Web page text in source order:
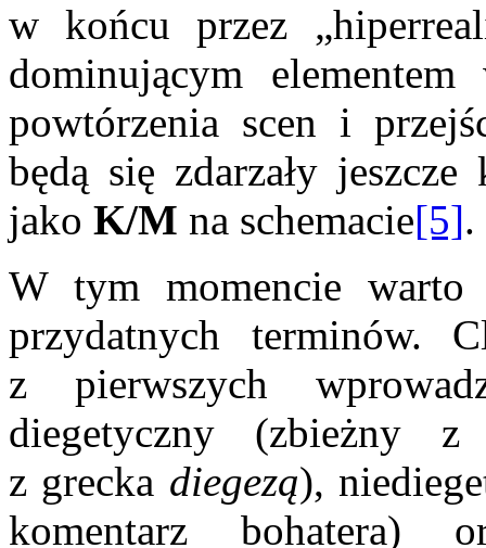
w końcu przez
dominującym
powtórzenia scen i
będą się zdarzały
jako K/M na schemacie[5].
W tym momencie warto
przydatnych terminów.
z pierwszych
diegetyczny (zbieżny z
z grecka diegezą),
komentarz bohatera)